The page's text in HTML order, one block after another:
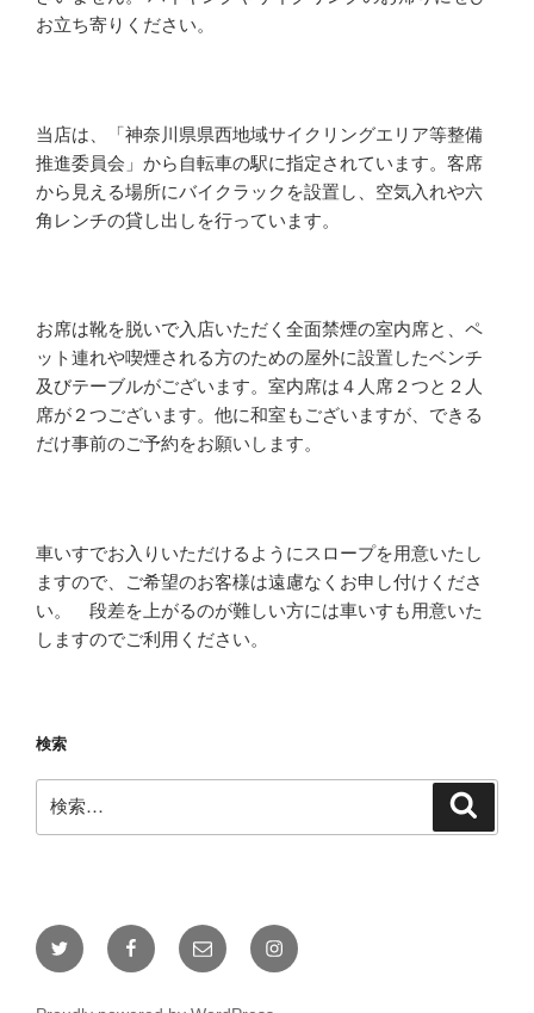
お立ち寄りください。
当店は、「神奈川県県西地域サイクリングエリア等整備
推進委員会」から自転車の駅に指定されています。客席
から見える場所にバイクラックを設置し、空気入れや六
角レンチの貸し出しを行っています。
お席は靴を脱いで入店いただく全面禁煙の室内席と、ペ
ット連れや喫煙される方のための屋外に設置したベンチ
及びテーブルがございます。室内席は４人席２つと２人
席が２つございます。他に和室もございますが、できる
だけ事前のご予約をお願いします。
車いすでお入りいただけるようにスロープを用意いたし
ますので、ご希望のお客様は遠慮なくお申し付けくださ
い。 段差を上がるのが難しい方には車いすも用意いた
しますのでご利用ください。
検索
索:
Twitter Facebook
メ
ー
Instagram